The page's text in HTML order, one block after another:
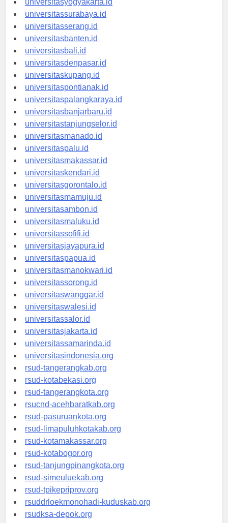
universitasyogyakarta.id
universitassurabaya.id
universitasserang.id
universitasbanten.id
universitasbali.id
universitasdenpasar.id
universitaskupang.id
universitaspontianak.id
universitaspalangkaraya.id
universitasbanjarbaru.id
universitastanjungselor.id
universitasmanado.id
universitaspalu.id
universitasmakassar.id
universitaskendari.id
universitasgorontalo.id
universitasmamuju.id
universitasambon.id
universitasmaluku.id
universitassofifi.id
universitasjayapura.id
universitaspapua.id
universitasmanokwari.id
universitassorong.id
universitaswanggar.id
universitaswalesi.id
universitassalor.id
universitasjakarta.id
universitassamarinda.id
universitasindonesia.org
rsud-tangerangkab.org
rsud-kotabekasi.org
rsud-tangerangkota.org
rsucnd-acehbaratkab.org
rsud-pasuruankota.org
rsud-limapuluhkotakab.org
rsud-kotamakassar.org
rsud-kotabogor.org
rsud-tanjungpinangkota.org
rsud-simeuluekab.org
rsud-tpikepriprov.org
rsuddrloekmonohadi-kuduskab.org